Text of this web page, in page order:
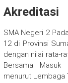
Akreditasi
SMA Negeri 2
12 di Provinsi
dengan nilai rata-
Bersama Masuk
menurut Lembaga